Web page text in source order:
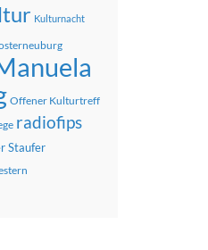
Kulturnacht
Offener Kulturtreff
radiofips
Staufer